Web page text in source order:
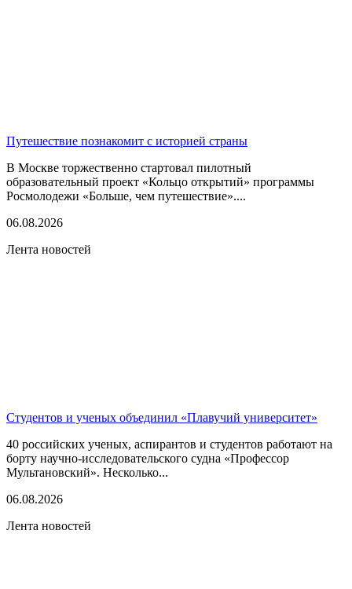
Путешествие познакомит с историей страны
В Москве торжественно стартовал пилотный
образовательный проект «Кольцо открытий» программы
Росмолодежи «Больше, чем путешествие»....
06.08.2026
Лента новостей
Студентов и ученых объединил «Плавучий университет»
40 российских ученых, аспирантов и студентов работают на
борту научно-исследовательского судна «Профессор
Мультановский». Несколько...
06.08.2026
Лента новостей